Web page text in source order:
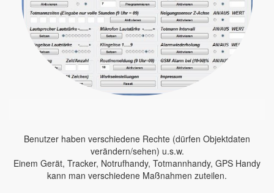
Benutzer haben verschiedene Rechte (dürfen Objektdaten
verändern/sehen) u.s.w.
Einem Gerät, Tracker, Notrufhandy, Totmannhandy, GPS Handy
kann man verschiedene Maßnahmen zuteilen.